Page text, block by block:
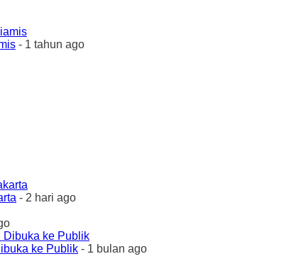
- 1 tahun ago
- 2 hari ago
ke Publik - 1 bulan ago